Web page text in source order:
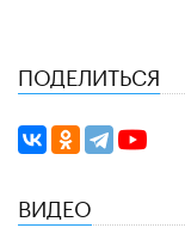
ПОДЕЛИТЬСЯ
ВИДЕО